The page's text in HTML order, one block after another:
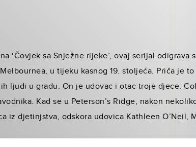
‘Čovjek sa Snježne rijeke’, ovaj serijal odigrava
u tijeku kasnog 19. stoljeća. Priča je
ljudi u gradu. On je udovac i otac troje djece:
Kad se u Peterson’s Ridge, nakon
iz djetinjstva, odskora udovica Kathleen O’Neil,